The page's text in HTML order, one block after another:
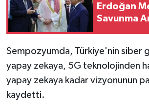
Erdoğan
Savunma
Sempozyumda, Türkiye'nin siber
yapay zekaya, 5G teknolojinden
yapay zekaya kadar vizyonunun
kaydetti.